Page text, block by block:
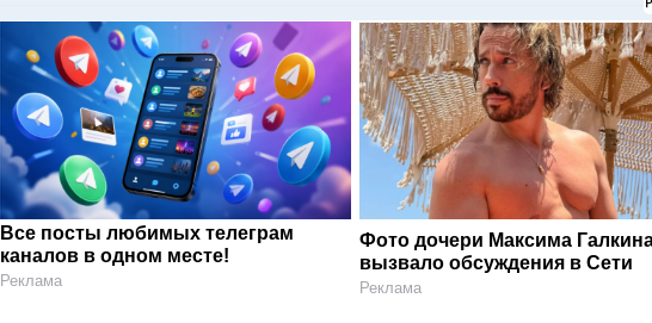
Все посты любимых телеграм
каналов в одном месте!
Реклама
Фото дочери Максима
вызвало обсуждения в Сети
Реклама